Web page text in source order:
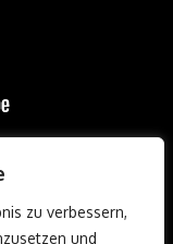
zu verbessern,
und